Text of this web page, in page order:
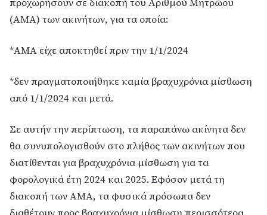
(ΑΜΑ) των ακινήτων, για τα οποία:
*ΑΜΑ είχε αποκτηθεί πριν την 1/1/2024
*δεν πραγματοποιήθηκε καμία βραχυχρόνια μίσθωση
από 1/1/2024 και μετά.
Σε αυτήν την περίπτωση, τα παραπάνω ακίνητα δεν
θα συνυπολογισθούν στο πλήθος των ακινήτων που
διατίθενται για βραχυχρόνια μίσθωση για τα
φορολογικά έτη 2024 και 2025. Εφόσον μετά τη
διακοπή των ΑΜΑ, τα φυσικά πρόσωπα δεν